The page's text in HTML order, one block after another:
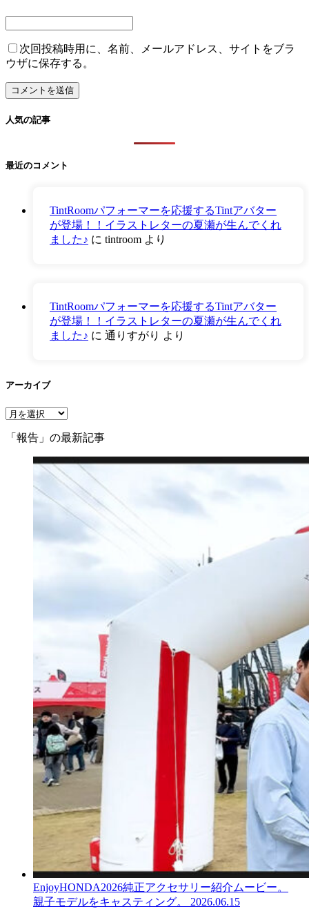
次回投稿時用に、名前、メールアドレス、サイトをブラ
ウザに保存する。
人気の記事
最近のコメント
TintRoomパフォーマーを応援するTintアバター
が登場！！イラストレターの夏瀬が生んでくれ
ました♪ に tintroom より
TintRoomパフォーマーを応援するTintアバター
が登場！！イラストレターの夏瀬が生んでくれ
ました♪ に 通りすがり より
アーカイブ
ア
カ「報告」の最新記事
EnjoyHONDA2026純正アクセサリー紹介ムービー。
親子モデルをキャスティング。
2026.06.15